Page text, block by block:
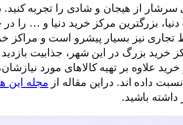
از هیجان و شادی را تجربه کنید.
دنیا، بزرگترین مرکز خرید دنیا و …
تجاری نیز بسیار پیشرو است و
می افتند. وجود ۷۰ مرکز خرید بزرگ در این
علاوه بر تهیه کالاهای مورد
داده اند. دراین مقاله از مجله این
باشید.